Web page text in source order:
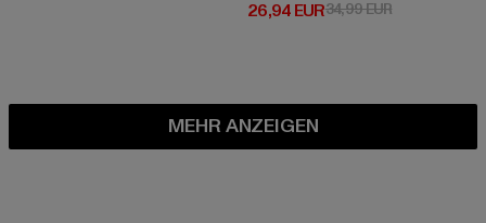
26,94 EUR
Derzeitiger Preis: 26,94 EUR
34,99 EURAktionspreis:
MEHR ANZEIGEN